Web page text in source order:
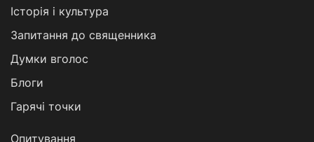
Історія і культура
Запитання до священника
Думки вголос
Блоги
Гарячі точки
Опитування